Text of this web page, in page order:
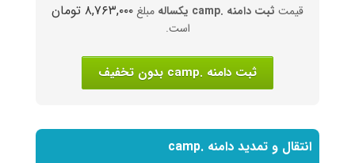
قیمت ثبت دامنه .camp یکساله مبلغ ۸,۷۶۳,۰۰۰ تومان
است.
ثبت دامنه .camp بدون تخفیف
انتقال و تمدید دامنه .camp